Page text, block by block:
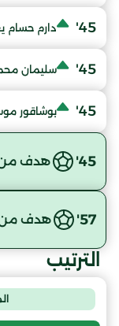
45' دارم حسام
45' سليمان
45' بوشاقور
45' هدف من
57' هدف من
الترتيب